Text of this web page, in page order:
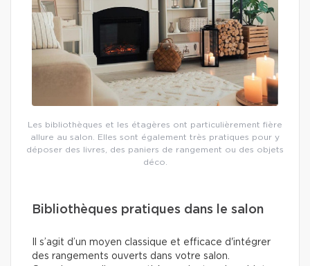
Les bibliothèques et les étagères ont particulièrement fière
allure au salon. Elles sont également très pratiques pour y
déposer des livres, des paniers de rangement ou des objets
déco.
Bibliothèques pratiques dans le salon
Il s’agit d’un moyen classique et efficace d'intégrer
des rangements ouverts dans votre salon.